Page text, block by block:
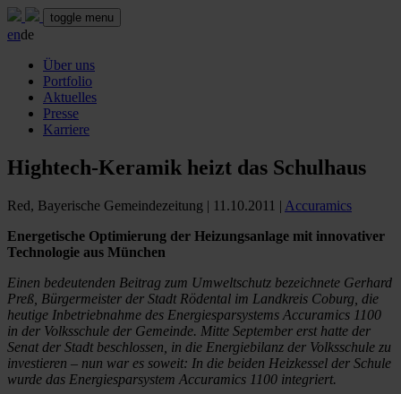
toggle menu
ende
Über uns
Portfolio
Aktuelles
Presse
Karriere
Hightech-Keramik heizt das Schulhaus
Red, Bayerische Gemeindezeitung | 11.10.2011 | Accuramics
Energetische Optimierung der Heizungsanlage mit innovativer
Technologie aus München
Einen bedeutenden Beitrag zum Umweltschutz bezeichnete Gerhard
Preß, Bürgermeister der Stadt Rödental im Landkreis Coburg, die
heutige Inbetriebnahme des Energiesparsystems Accuramics 1100
in der Volksschule der Gemeinde. Mitte September erst hatte der
Senat der Stadt beschlossen, in die Energiebilanz der Volksschule zu
investieren – nun war es soweit: In die beiden Heizkessel der Schule
wurde das Energiesparsystem Accuramics 1100 integriert.